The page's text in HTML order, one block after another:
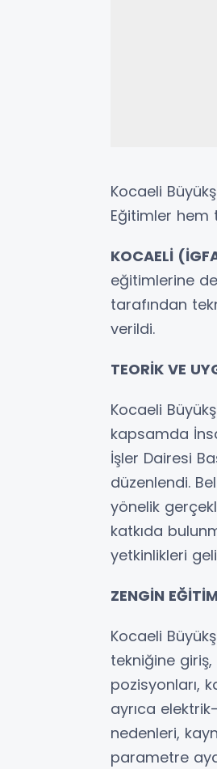
Kocaeli
Eğitimler hem
KOCAELİ
eğitimlerine
tarafından
verildi.
TEORİK VE
Kocaeli
kapsamda
İşler Dairesi
düzenlendi.
yönelik
katkıda
yetkinlikleri
ZENGİN
Kocaeli
tekniğine giriş,
pozisyonları,
ayrıca
nedenleri,
parametre